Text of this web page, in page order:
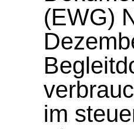
(EWG)
im